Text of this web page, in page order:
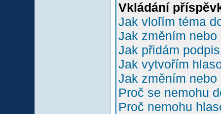
Vkládání
Jak vloľím téma
Jak změním
Jak přidám
Jak vytvořím
Jak změním
Proč se nemohu
Proč nemohu